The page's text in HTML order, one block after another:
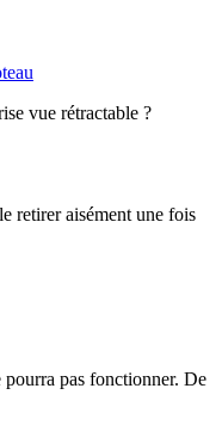
vue rétractable ?
retirer aisément une fois
pourra pas fonctionner. De